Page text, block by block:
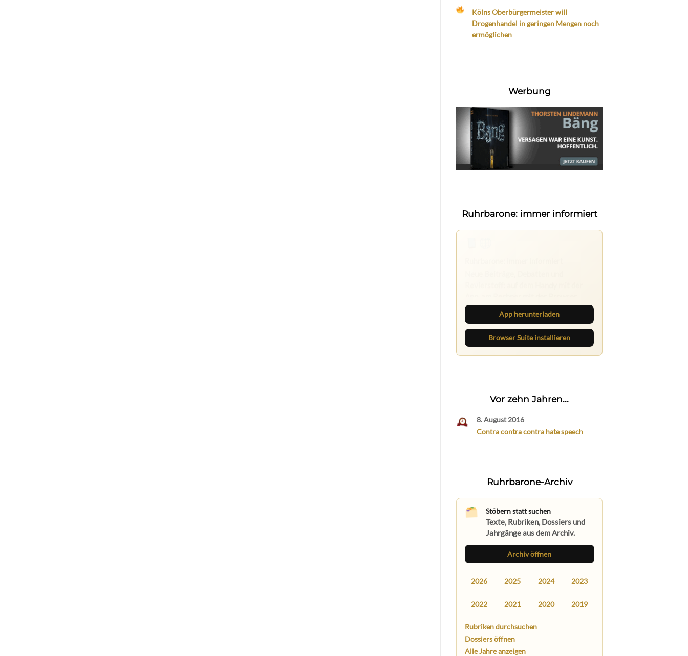
Kölns Oberbürgermeister will
Drogenhandel in geringen Mengen noch
ermöglichen
Werbung
Ruhrbarone: immer informiert
direkt im Browser im Blick.
App herunterladen
Browser Suite installieren
Vor zehn Jahren...
8. August 2016
Contra contra contra hate speech
Ruhrbarone-Archiv
Stöbern statt suchen
Texte, Rubriken, Dossiers und
Jahrgänge aus dem Archiv.
Archiv öffnen
2026 2025 2024 2023
2022 2021 2020 2019
Rubriken durchsuchen
Dossiers öffnen
Alle Jahre anzeigen